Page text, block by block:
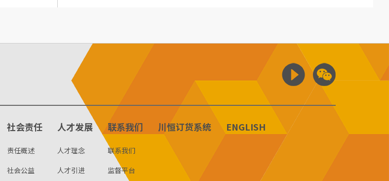
社会责任
责任概述
社会公益
人才发展
人才理念
人才引进
联系我们
联系我们
监督平台
川恒订货系统 ENGLISH